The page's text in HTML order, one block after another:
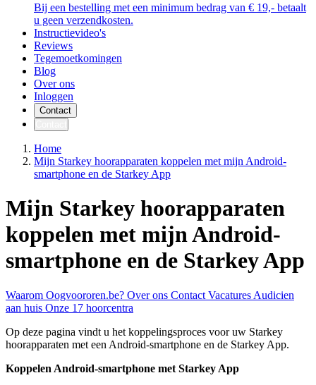
Bij een bestelling met een minimum bedrag van € 19,- betaalt
u geen verzendkosten.
Instructievideo's
Reviews
Tegemoetkomingen
Blog
Over ons
Inloggen
Contact
Home
Mijn Starkey hoorapparaten koppelen met mijn Android-
smartphone en de Starkey App
Mijn Starkey hoorapparaten
koppelen met mijn Android-
smartphone en de Starkey App
Waarom Oogvoororen.be? Over ons Contact Vacatures Audicien
aan huis Onze 17 hoorcentra
Op deze pagina vindt u het koppelingsproces voor uw Starkey
hoorapparaten met een Android-smartphone en de Starkey App.
Koppelen Android-smartphone met Starkey App